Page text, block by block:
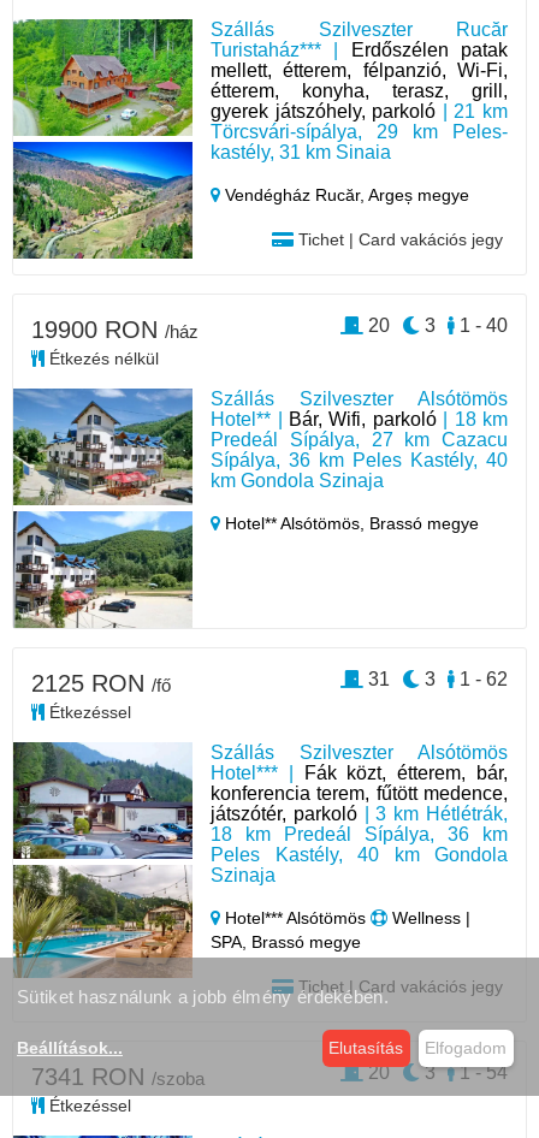
Szállás Szilveszter Rucăr
Turistaház*** |
Erdőszélen patak
mellett, étterem, félpanzió, Wi-Fi,
étterem, konyha, terasz, grill,
gyerek játszóhely, parkoló | 21 km
Törcsvári-sípálya, 29 km Peles-
kastély, 31 km Sinaia
Vendégház Rucăr,Argeș megye
Tichet | Card vakációs jegy
Szállás Szilveszter Alsótömös
Hotel** |
Bár, Wifi, parkoló| 18 km
Predeál Sípálya, 27 km Cazacu
Sípálya, 36 km Peles Kastély, 40
km Gondola Szinaja
Hotel** Alsótömös, Brassó megye
19900 RON /ház
Étkezés nélkül
1 - 40
3
20
Szállás Szilveszter Alsótömös
Hotel*** |
Fák közt, étterem, bár,
konferencia terem, fűtött medence,
játszótér, parkoló| 3 km Hétlétrák,
18 km Predeál Sípálya, 36 km
Peles Kastély, 40 km Gondola
Szinaja
Hotel*** Alsótömös
Wellness |
SPA, Brassó megye
Tichet | Card vakációs jegy
2125 RON /fő
Étkezéssel
1 - 62
3
31
7341 RON /szoba
Étkezéssel
1 - 54
3
20
Sütiket használunk a jobb élmény érdekében.
Beállítások... Elutasítás Elfogadom